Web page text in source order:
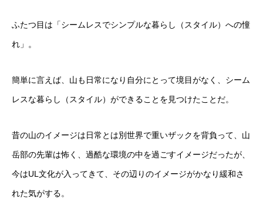
ふたつ目は「シームレスでシンプルな暮らし（スタイル）への憧
れ」。
簡単に言えば、山も日常になり自分にとって境目がなく、シーム
レスな暮らし（スタイル）ができることを見つけたことだ。
昔の山のイメージは日常とは別世界で重いザックを背負って、山
岳部の先輩は怖く、過酷な環境の中を過ごすイメージだったが、
今はUL文化が入ってきて、その辺りのイメージがかなり緩和さ
れた気がする。